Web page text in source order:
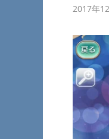
2017年